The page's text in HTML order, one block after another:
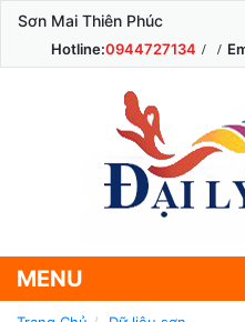
Sơn Mai Thiên Phúc
Hotline:0944727134
MENU